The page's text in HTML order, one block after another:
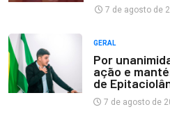
7 de agosto de
GERAL
Por
ação e
de
7 de agosto de